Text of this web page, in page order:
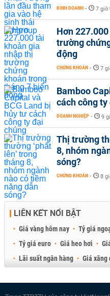
KINH DOANH - 7 giờ
Hơn
trường
động
CHỨNG KHOÁN - 7
Bamboo
cách công
DOANH NGHIỆP - 9
Thị trường
8, nhóm
sóng?
CHỨNG KHOÁN - 8
LIÊN KẾT NỔI BẬT
Giá vàng hôm nay Tỷ giá
Tỷ giá euro
Giá heo hơi
Lãi suất ngân hàng
Giá xăng